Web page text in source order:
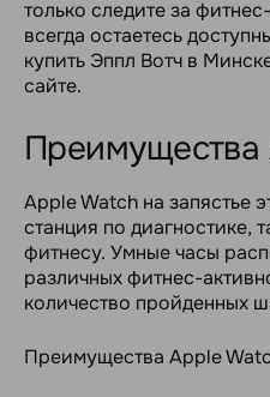
только следите за
всегда остаетесь
купить Эппл Вотч в
сайте.
Преимущества
Apple Watch на запястье
станция по диагностике,
фитнесу. Умные часы
различных фитнес-
количество пройденных
Преимущества Apple